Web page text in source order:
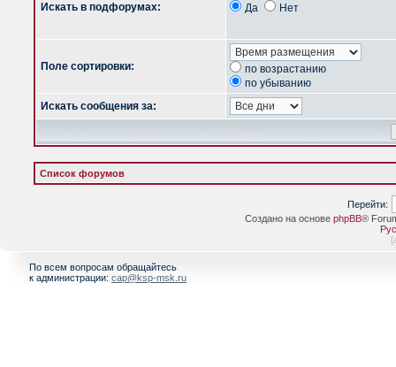
Искать в подфорумах: Да Нет
Поле сортировки:
по возрастанию
по убыванию
Искать сообщения за:
Список форумов
Перейти:
Создано на основе phpBB®
[
По всем вопросам обращайтесь
к администрации: cap@ksp-msk.ru